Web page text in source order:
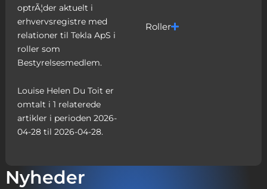
optrÃ¦der aktuelt i
erhvervsregistre med
relationer til Tekla ApS i
roller som
Bestyrelsesmedlem.
Louise Helen Du Toit er
omtalt i 1 relaterede
artikler i perioden 2026-
04-28 til 2026-04-28.
Roller
Nyheder